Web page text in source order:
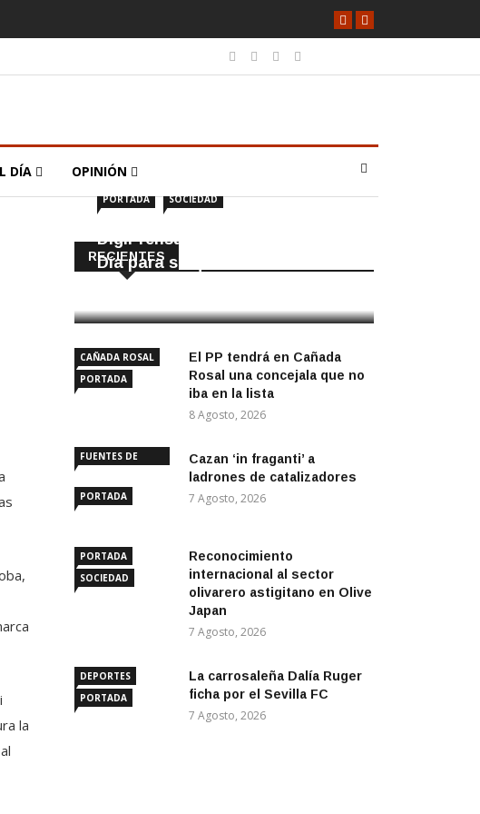
DÍA OPINIÓN
la
RECIENTES
PORTADA SOCIEDAD
DigiPrensa selecciona a Écija al
Día para su quiosco mundial
CAÑADA ROSAL
PORTADA
El PP tendrá en Cañada
Rosal una concejala que no
iba en la lista
8 Agosto, 2026
FUENTES DE
PORTADA
Cazan ‘in fraganti’ a
ladrones de catalizadores
7 Agosto, 2026
PORTADA
SOCIEDAD
Reconocimiento
internacional al sector
olivarero astigitano en Olive
Japan
7 Agosto, 2026
DEPORTES
PORTADA
La carrosaleña Dalía Ruger
ficha por el Sevilla FC
7 Agosto, 2026